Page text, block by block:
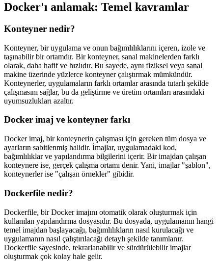
Docker'ı anlamak: Temel kavramlar
Konteyner nedir?
Konteyner, bir uygulama ve onun bağımlılıklarını içeren, izole ve
taşınabilir bir ortamdır. Bir konteyner, sanal makinelerden farklı
olarak, daha hafif ve hızlıdır. Bu sayede, aynı fiziksel veya sanal
makine üzerinde yüzlerce konteyner çalıştırmak mümkündür.
Konteynerler, uygulamaların farklı ortamlar arasında tutarlı şekilde
çalışmasını sağlar, bu da geliştirme ve üretim ortamları arasındaki
uyumsuzlukları azaltır.
Docker imaj ve konteyner farkı
Docker imaj, bir konteynerin çalışması için gereken tüm dosya ve
ayarların sabitlenmiş halidir. İmajlar, uygulamadaki kod,
bağımlılıklar ve yapılandırma bilgilerini içerir. Bir imajdan çalışan
konteynere ise, gerçek çalışma ortamı denir. Yani, imajlar "şablon",
konteynerler ise "çalışan örnekler" gibidir.
Dockerfile nedir?
Dockerfile, bir Docker imajını otomatik olarak oluşturmak için
kullanılan yapılandırma dosyasıdır. Bu dosyada, uygulamanın hangi
temel imajdan başlayacağı, bağımlılıkların nasıl kurulacağı ve
uygulamanın nasıl çalıştırılacağı detaylı şekilde tanımlanır.
Dockerfile sayesinde, tekrarlanabilir ve sürdürülebilir imajlar
oluşturmak çok kolay hale gelir.